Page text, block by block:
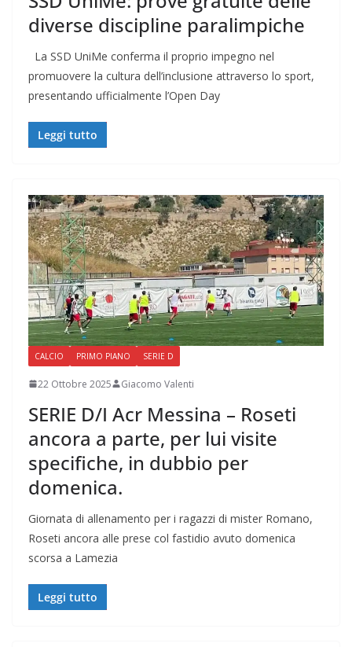
diverse discipline paralimpiche
La SSD UniMe conferma il proprio impegno nel
promuovere la cultura dell’inclusione attraverso lo sport,
presentando ufficialmente l’Open Day
Leggi tutto
CALCIO PRIMO PIANO SERIE D
22 Ottobre 2025 Giacomo Valenti
SERIE D/I Acr Messina – Roseti
ancora a parte, per lui visite
specifiche, in dubbio per
domenica.
Giornata di allenamento per i ragazzi di mister Romano,
Roseti ancora alle prese col fastidio avuto domenica
scorsa a Lamezia
Leggi tutto